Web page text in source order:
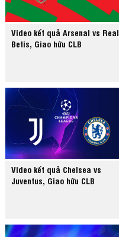
Video kết quả Arsenal vs Real
Betis, Giao hữu CLB
Video kết quả Chelsea vs
Juventus, Giao hữu CLB